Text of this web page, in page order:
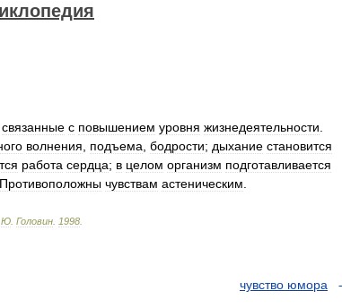
связанные с повышением уровня жизнедеятельности
волнения подъема бодрости; дыхание становится
работа сердца; в целом организм подготавливается
Противоположны чувствам астеническим
Ю Головин 1998
чувство юмора